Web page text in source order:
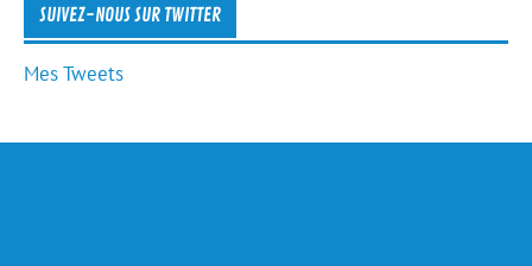
SUIVEZ-NOUS SUR TWITTER
Mes Tweets